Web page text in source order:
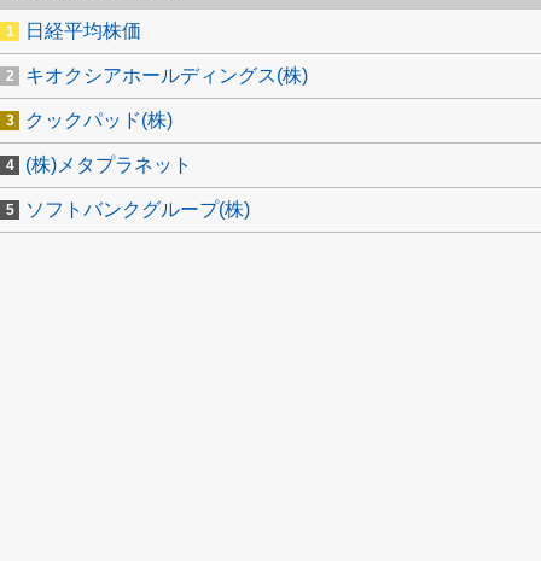
日経平均株価
キオクシアホールディングス(株)
クックパッド(株)
(株)メタプラネット
ソフトバンクグループ(株)